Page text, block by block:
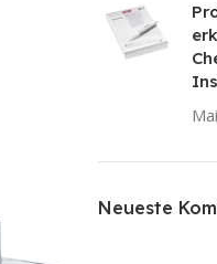
Neueste